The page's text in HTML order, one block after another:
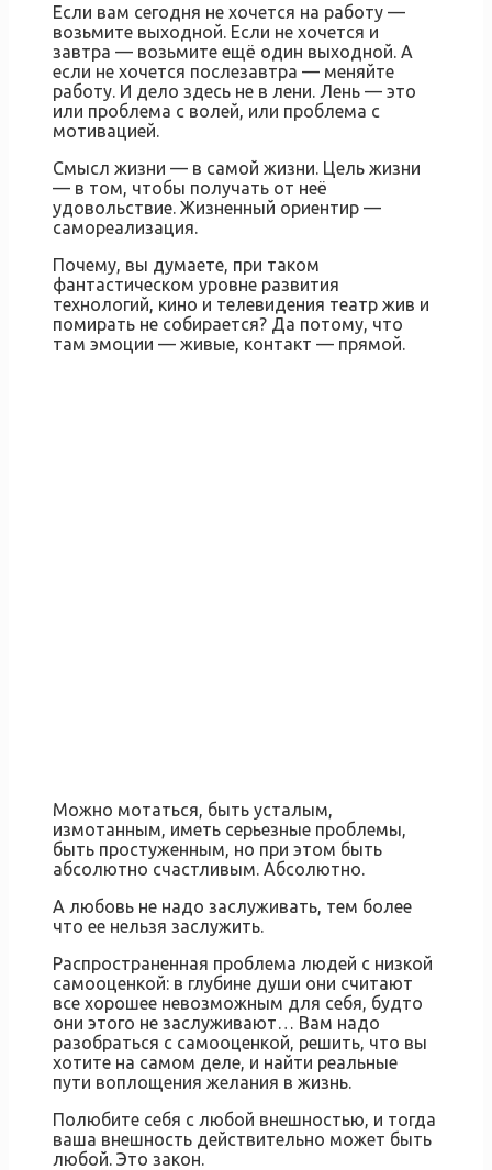
Если вам сегодня не хочется на работу —
возьмите выходной. Если не хочется и
завтра — возьмите ещё один выходной. А
если не хочется послезавтра — меняйте
работу. И дело здесь не в лени. Лень — это
или проблема с волей, или проблема с
мотивацией.
Смысл жизни — в самой жизни. Цель жизни
— в том, чтобы получать от неё
удовольствие. Жизненный ориентир —
самореализация.
Почему, вы думаете, при таком
фантастическом уровне развития
технологий, кино и телевидения театр жив и
помирать не собирается? Да потому, что
там эмоции — живые, контакт — прямой.
Можно мотаться, быть усталым,
измотанным, иметь серьезные проблемы,
быть простуженным, но при этом быть
абсолютно счастливым. Абсолютно.
А любовь не надо заслуживать, тем более
что ее нельзя заслужить.
Распространенная проблема людей с низкой
самооценкой: в глубине души они считают
все хорошее невозможным для себя, будто
они этого не заслуживают… Вам надо
разобраться с самооценкой, решить, что вы
хотите на самом деле, и найти реальные
пути воплощения желания в жизнь.
Полюбите себя с любой внешностью, и тогда
ваша внешность действительно может быть
любой. Это закон.